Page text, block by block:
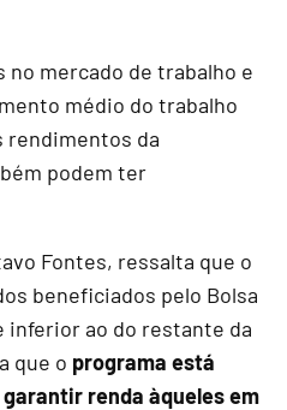
no mercado de trabalho e
médio do trabalho
rendimentos da
podem ter
Fontes, ressalta que o
beneficiados pelo Bolsa
inferior ao do restante da
que o programa está
renda àqueles em